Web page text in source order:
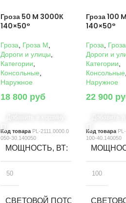
Гроза 50 M 3000К
140×50°
Гроза Гроза M
Дороги и улицы
Категории
Консольные
Наружное
18 800 руб
Код товара PL-2111.0000.0
050-30.140050
МОЩНОСТЬ, ВТ
50
СВЕТОВОЙ ПОТОК, ЛМ
Гроза 100
140×50°
Гроза
Дороги и
Категории
Консольные
Наружное
22 900
Код товара
100-40.140050
100